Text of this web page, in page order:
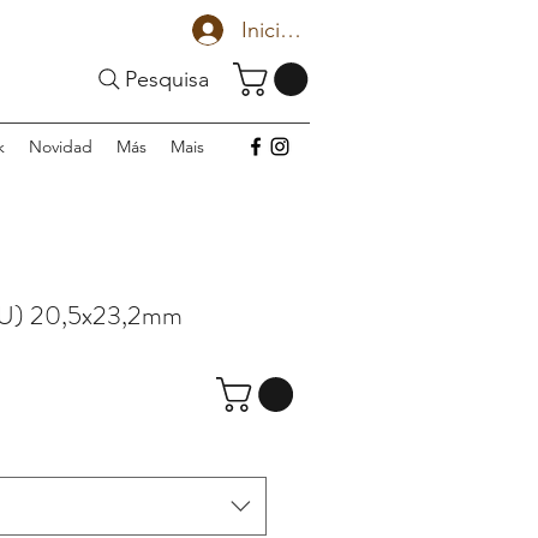
Iniciar sesión
Pesquisa
Novidad Más Mais
20,5x23,2mm